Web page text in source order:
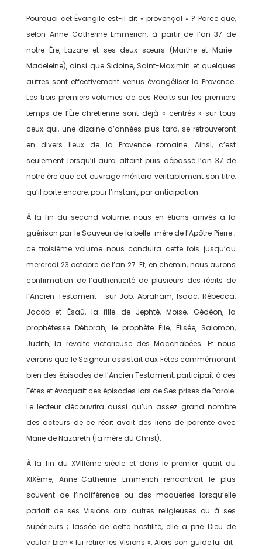
Pourquoi cet Évangile est-il dit « provençal » ? Parce que,
selon Anne-Catherine Emmerich, à partir de l’an 37 de
notre Ère, Lazare et ses deux sœurs (Marthe et Marie-
Madeleine), ainsi que Sidoine, Saint-Maximin et quelques
autres sont effectivement venus évangéliser la Provence.
Les trois premiers volumes de ces Récits sur les premiers
temps de l’Ère chrétienne sont déjà « centrés » sur tous
ceux qui, une dizaine d’années plus tard, se retrouveront
en divers lieux de la Provence romaine. Ainsi, c’est
seulement lorsqu’il aura atteint puis dépassé l’an 37 de
notre ère que cet ouvrage méritera véritablement son titre,
qu’il porte encore, pour l’instant, par anticipation.
À la fin du second volume, nous en étions arrivés à la
guérison par le Sauveur de la belle-mère de l’Apôtre Pierre ;
ce troisième volume nous conduira cette fois jusqu’au
mercredi 23 octobre de l’an 27. Et, en chemin, nous aurons
confirmation de l’authenticité de plusieurs des récits de
l’Ancien Testament : sur Job, Abraham, Isaac, Rébecca,
Jacob et Ésaü, la fille de Jephté, Moïse, Gédéon, la
prophétesse Déborah, le prophète Élie, Élisée, Salomon,
Judith, la révolte victorieuse des Macchabées. Et nous
verrons que le Seigneur assistait aux Fêtes commémorant
bien des épisodes de l’Ancien Testament, participait à ces
Fêtes et évoquait ces épisodes lors de Ses prises de Parole.
Le lecteur découvrira aussi qu’un assez grand nombre
des acteurs de ce récit avait des liens de parenté avec
Marie de Nazareth (la mère du Christ).
À la fin du XVIIIème siècle et dans le premier quart du
XIXème, Anne-Catherine Emmerich rencontrait le plus
souvent de l’indifférence ou des moqueries lorsqu’elle
parlait de ses Visions aux autres religieuses ou à ses
supérieurs ; lassée de cette hostilité, elle a prié Dieu de
vouloir bien « lui retirer les Visions ». Alors son guide lui dit :